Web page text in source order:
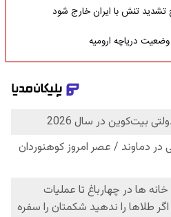
تشدید تنش با ایران خارج شود
وضعیت دریاچه ارومیه